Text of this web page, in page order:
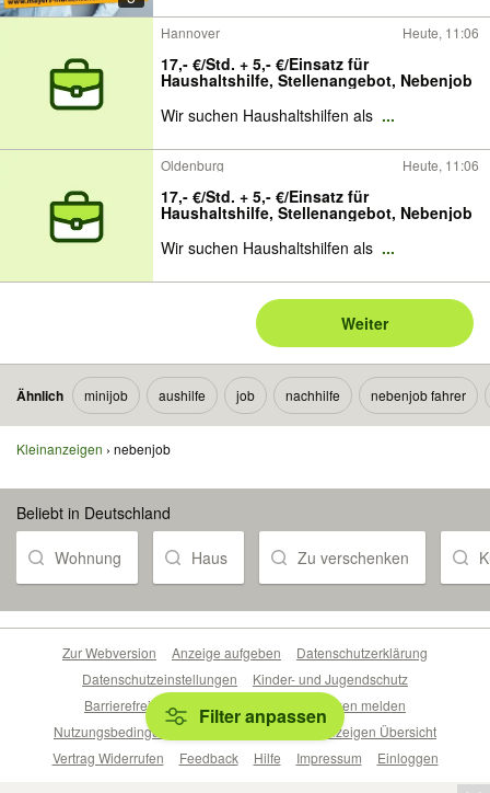
Hannover Heute, 11:06
17,- €/Std. + 5,- €/Einsatz für
Haushaltshilfe, Stellenangebot, Nebenjob
Wir suchen Haushaltshilfen als ...
Oldenburg Heute, 11:06
17,- €/Std. + 5,- €/Einsatz für
Haushaltshilfe, Stellenangebot, Nebenjob
Wir suchen Haushaltshilfen als ...
Weiter
Ähnlich minijob aushilfe job nachhilfe nebenjob fahrer
Kleinanzeigen nebenjob
Beliebt in Deutschland
Wohnung Haus Zu verschenken
Filter anpassen
Zur Webversion Anzeige aufgeben
Datenschutzerklärung
Datenschutzeinstellungen
Kinder- und Jugendschutz
Barrierefreiheitserklärung
Sicherheitslücken melden
Nutzungsbedingungen
Beliebte Suchen
Anzeigen Übersicht
Vertrag Widerrufen
Feedback Hilfe Impressum Einloggen